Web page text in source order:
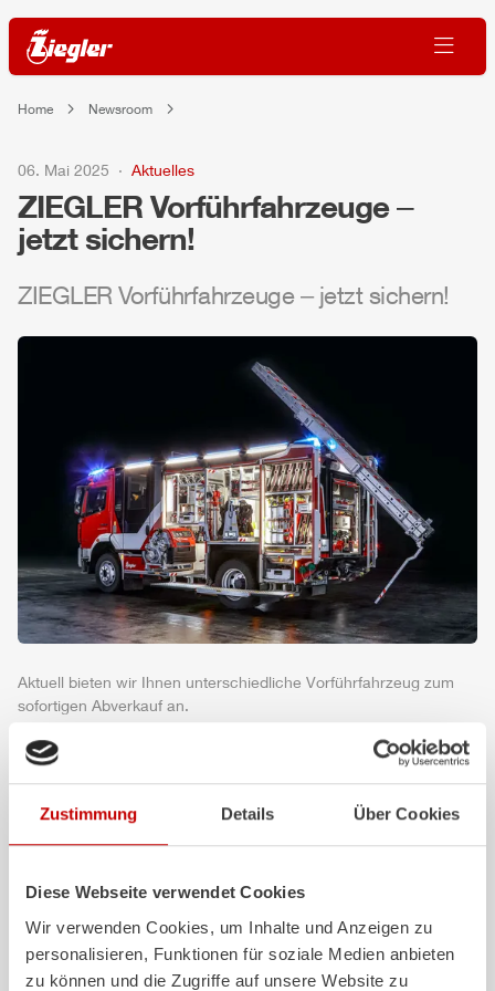
Zustimmung Details Über Cookies
Diese Webseite verwendet Cookies
Wir verwenden Cookies, um Inhalte und Anzeigen zu
personalisieren, Funktionen für soziale Medien anbieten
zu können und die Zugriffe auf unsere Website zu
Home Newsroom
06. Mai 2025 Aktuelles
ZIEGLER Vorführfahrzeuge ‒
jetzt sichern!
ZIEGLER Vorführfahrzeuge ‒ jetzt sichern!
Aktuell bieten wir Ihnen unterschiedliche Vorführfahrzeug zum
sofortigen Abverkauf an.
einsatzbereiten Fahrzeug, das umfassend geprüft wurde.
mehr erfahren
Weitere Beiträge